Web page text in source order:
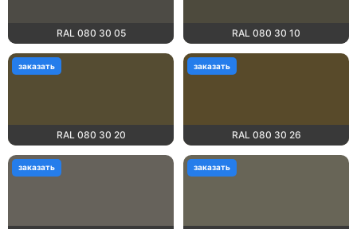
RAL 080 30 05 RAL 080 30 10
RAL 080 30 20
заказать
RAL 080 30 26
заказать
заказать заказать